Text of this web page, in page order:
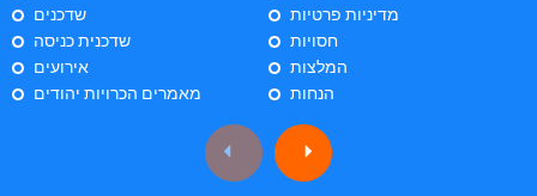
שדכנים
שדכנית כניסה
אירועים
מאמרים הכרויות יהודים
מדיניות פרטיות
חסויות
המלצות
הנחות